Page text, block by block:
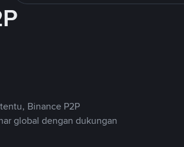
Binance P2P
global dengan dukungan